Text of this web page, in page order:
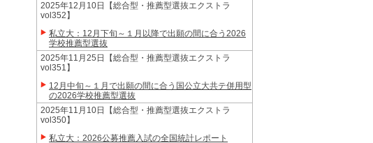
2025年12月10日【総合型・推薦型選抜エクストラ
vol352】
私立大：12月下旬～１月以降で出願の間に合う2026
学校推薦型選抜
2025年11月25日【総合型・推薦型選抜エクストラ
vol351】
12月中旬～１月で出願の間に合う国公立大共テ併用型
の2026学校推薦型選抜
2025年11月10日【総合型・推薦型選抜エクストラ
vol350】
私立大：2026公募推薦入試の全国統計レポート